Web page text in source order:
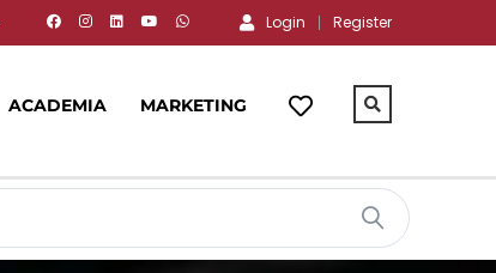
Login Register
ACADEMIA MARKETING